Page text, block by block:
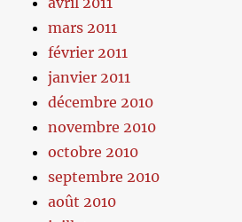
mars 2011
février 2011
janvier 2011
décembre 2010
novembre 2010
octobre 2010
septembre 2010
août 2010